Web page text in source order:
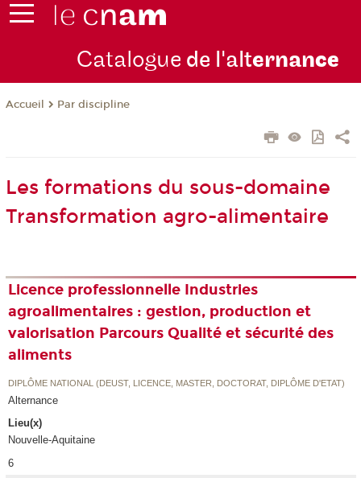
Catalogue de l'alternance
Accueil Par discipline
Les formations du sous-domaine
Transformation agro-alimentaire
Licence professionnelle Industries
agroalimentaires : gestion, production et
valorisation Parcours Qualité et sécurité des
aliments
DIPLÔME NATIONAL (DEUST, LICENCE, MASTER, DOCTORAT, DIPLÔME D'ETAT)
Alternance
Lieu(x)
Nouvelle-Aquitaine
6